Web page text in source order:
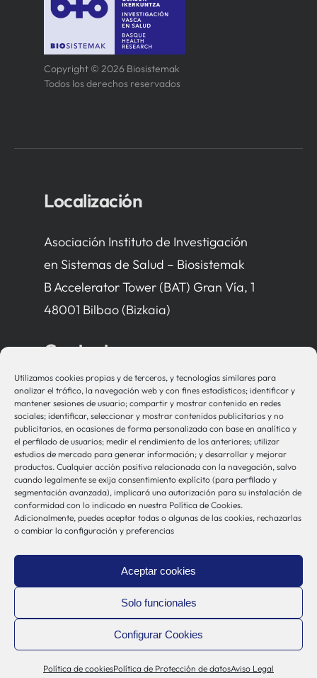
Utilizamos cookies propias y de terceros, y tecnologías similares para
analizar el tráfico, la navegación web y con fines estadísticos; identificar y
mantener sesiones de usuario; compartir y mostrar contenido en redes
sociales; identificar, seleccionar y mostrar contenidos publicitarios y no
publicitarios, en ocasiones de forma personalizada con base en analítica y
el perfilado de usuarios; medir el rendimiento de los anteriores; utilizar
estudios de mercado para generar información; y desarrollar y mejorar
productos. Cualquier acción positiva relacionada con la navegación, salvo
cuando legalmente se exija consentimiento explícito (para perfilado y
segmentación avanzada), implicará una autorización para su instalación de
conformidad con lo indicado en nuestra Política de Cookies.
Adicionalmente, puedes aceptar todas o algunas de las cookies, rechazarlas
o cambiar la configuración y preferencias
Aceptar cookies
Solo funcionales
Configurar Cookies
Política de cookiesPolítica de Protección de datosAviso Legal
Copyright © 2026 Biosistemak
Todos los derechos reservados
Localización
Asociación Instituto de Investigación
en Sistemas de Salud – Biosistemak
B Accelerator Tower (BAT) Gran Vía, 1
48001 Bilbao (Bizkaia)
Contacto
bio-sistemak@bio-sistemak.eus
944 00 77 90
Otros Enlaces
Osakidetza
Política de Privacidad
Política de Cookies